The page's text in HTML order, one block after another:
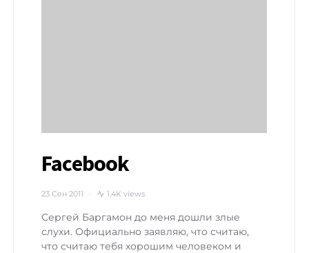
Facebook
23 Сен 2011 1,4K views
Сергей Баргамон до меня дошли злые
слухи. Официально заявляю, что считаю,
что считаю тебя хорошим человеком и